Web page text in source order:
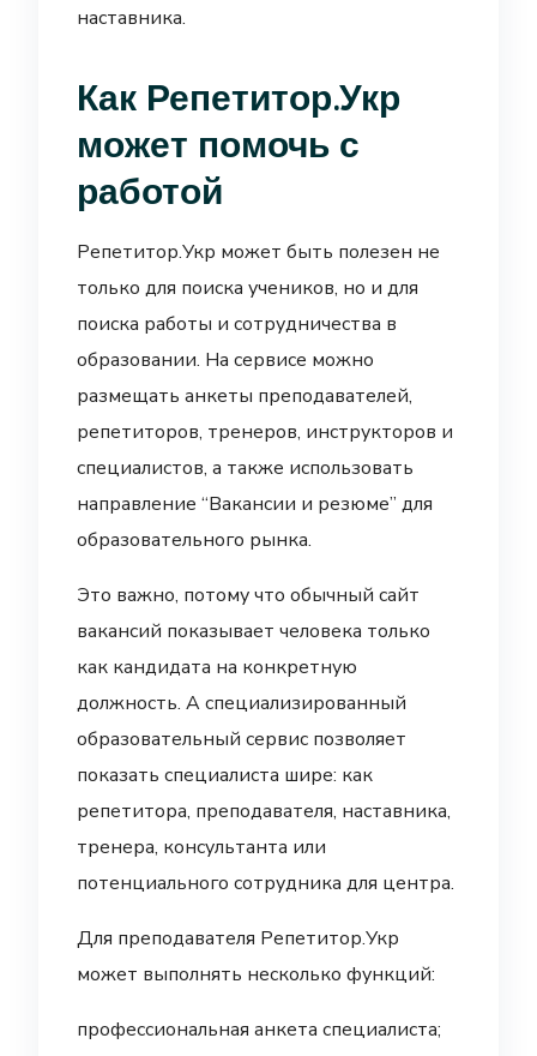
наставника.
Как Репетитор.Укр
может помочь с
работой
Репетитор.Укр может быть полезен не
только для поиска учеников, но и для
поиска работы и сотрудничества в
образовании. На сервисе можно
размещать анкеты преподавателей,
репетиторов, тренеров, инструкторов и
специалистов, а также использовать
направление “Вакансии и резюме” для
образовательного рынка.
Это важно, потому что обычный сайт
вакансий показывает человека только
как кандидата на конкретную
должность. А специализированный
образовательный сервис позволяет
показать специалиста шире: как
репетитора, преподавателя, наставника,
тренера, консультанта или
потенциального сотрудника для центра.
Для преподавателя Репетитор.Укр
может выполнять несколько функций:
профессиональная анкета специалиста;